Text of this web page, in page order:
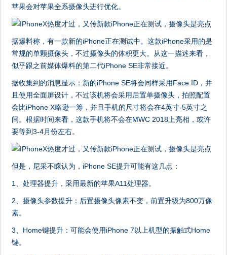
苹果会对苹果全系摄像头进行优化。
据爆料称，有一款新的iPhone正在测试中。这款iPhone采用的是
常规的单颗摄像头，不过摄像头的体积更大。从这一描述来看，
似乎跟之前媒体爆料的第二代iPhone SE非常接近。
据收集到的消息显示：新的iPhone SE将会同样采用Face ID，并
且使用全面屏设计，不过该机将会采用后置单摄像头，拍照配置
会比iPhone X略逊一筹，并且手机的尺寸将会在4英寸-5英寸之
间。根据时间来看，这款手机将不会在MWC 2018上亮相，或许
要等到3-4月份左右。
但是，尼采不睬认为，iPhone SE提升可能有这几点：
1、处理器提升，采用最新的苹果A11处理器。
2、摄像头参数提升：后置摄像头像素不变，前置升级为800万像
素。
3、Home键提升：可能会使用iPhone 7以上机型的振触式Home
键。